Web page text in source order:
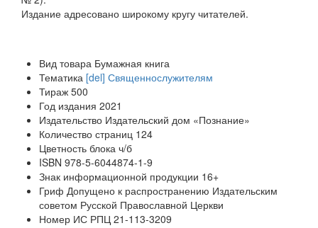
Издание адресовано широкому кругу читателей.
Вид товара Бумажная книга
Тематика [del] Священнослужителям
Тираж 500
Год издания 2021
Издательство Издательский дом «Познание»
Количество страниц 124
Цветность блока ч/б
ISBN 978-5-6044874-1-9
Знак информационной продукции 16+
Гриф Допущено к распространению Издательским
советом Русской Православной Церкви
Номер ИС РПЦ 21-113-3209